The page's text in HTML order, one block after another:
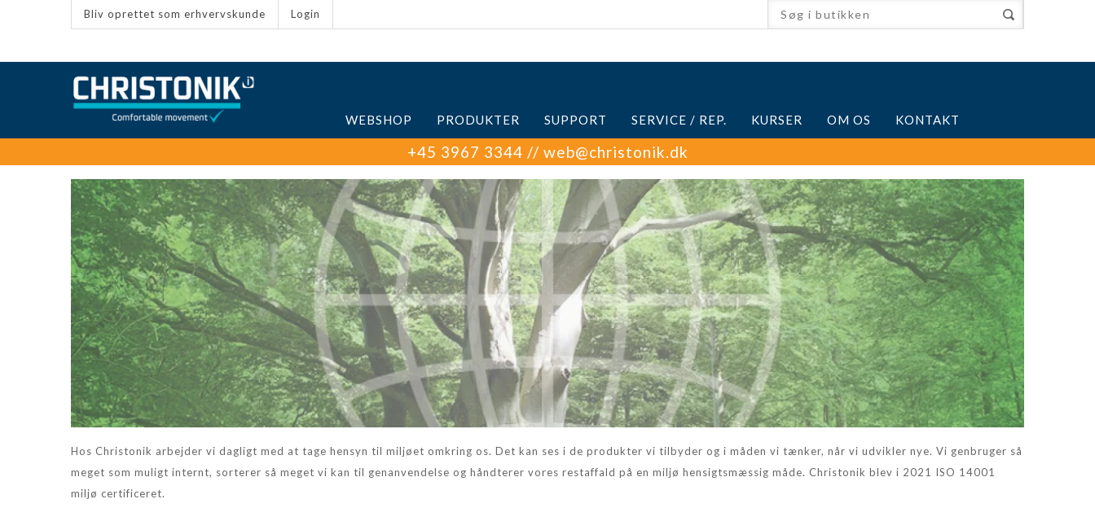
Bliv oprettet som erhvervskunde Login
WEBSHOP PRODUKTER SUPPORT SERVICE / REP. KURSER OM OS KONTAKT
+45 3967 3344 // web@christonik.dk
Hos Christonik arbejder vi dagligt med at tage hensyn til miljøet omkring os. Det kan ses i de produkter vi tilbyder og i måden vi tænker, når vi udvikler nye. Vi genbruger så
meget som muligt internt, sorterer så meget vi kan til genanvendelse og håndterer vores restaffald på en miljø hensigtsmæssig måde. Christonik blev i 2021 ISO 14001
miljø certificeret.